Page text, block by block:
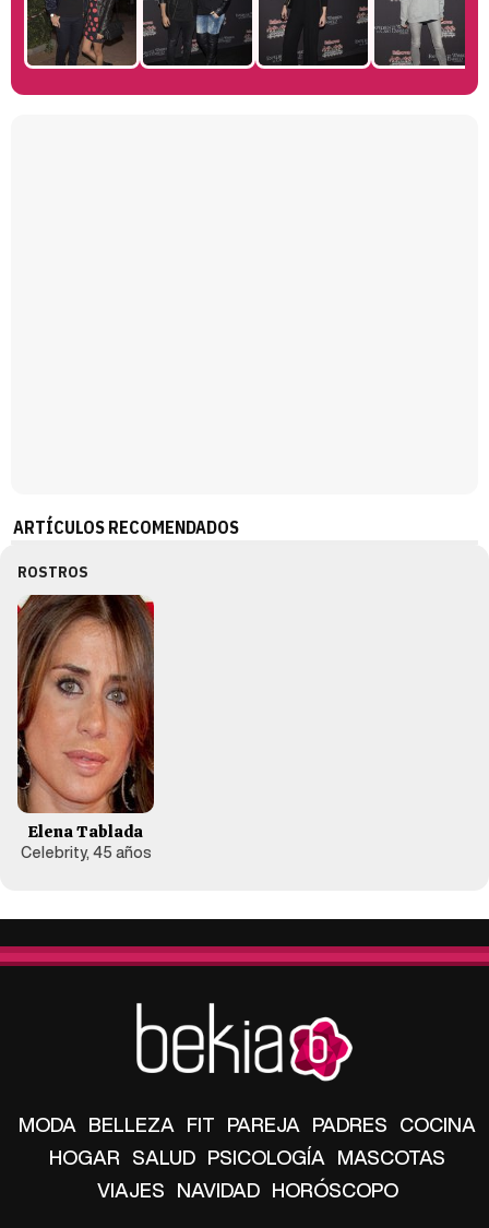
Manu Baqueiro: "Tuve como referente a Bruce Willis en 'Luz de Luna' para mi trabajo en la serie 'Perdiendo el juicio'"
ARTÍCULOS RECOMENDADOS
ROSTROS
Elena Tablada
Celebrity, 45 años
MODA BELLEZA FIT PAREJA PADRES COCINA
HOGAR SALUD PSICOLOGÍA MASCOTAS
VIAJES NAVIDAD HORÓSCOPO